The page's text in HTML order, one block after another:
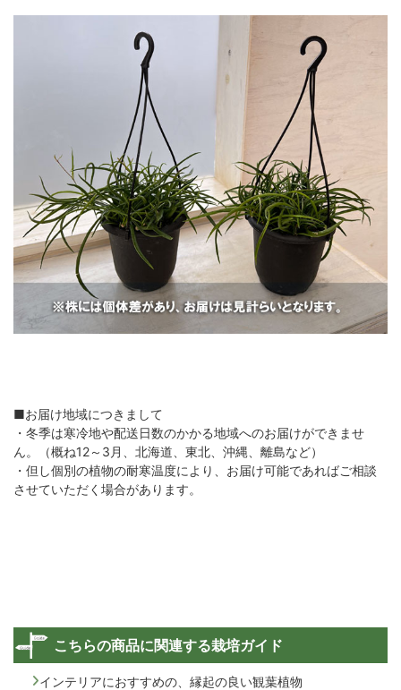
■お届け地域につきまして
・冬季は寒冷地や配送日数のかかる地域へのお届けができませ
ん。（概ね12～3月、北海道、東北、沖縄、離島など）
・但し個別の植物の耐寒温度により、お届け可能であればご相談
させていただく場合があります。
こちらの商品に関連する栽培ガイド
インテリアにおすすめの、縁起の良い観葉植物